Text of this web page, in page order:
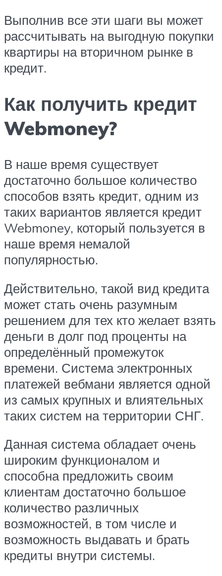
Выполнив все эти шаги вы может
рассчитывать на выгодную покупки
квартиры на вторичном рынке в
кредит.
Как получить кредит
Webmoney?
В наше время существует
достаточно большое количество
способов взять кредит, одним из
таких вариантов является кредит
Webmoney, который пользуется в
наше время немалой
популярностью.
Действительно, такой вид кредита
может стать очень разумным
решением для тех кто желает взять
деньги в долг под проценты на
определённый промежуток
времени. Система электронных
платежей вебмани является одной
из самых крупных и влиятельных
таких систем на территории СНГ.
Данная система обладает очень
широким функционалом и
способна предложить своим
клиентам достаточно большое
количество различных
возможностей, в том числе и
возможность выдавать и брать
кредиты внутри системы.